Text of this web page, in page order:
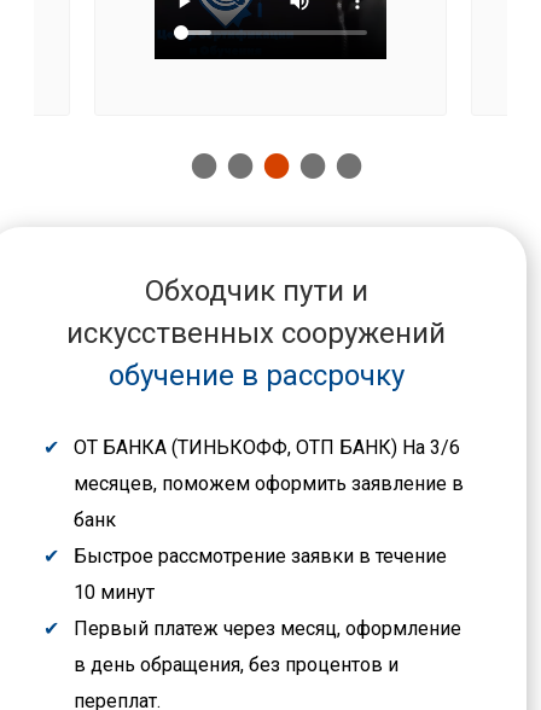
Обходчик пути и
искусственных сооружений
обучение в рассрочку
ОТ БАНКА (ТИНЬКОФФ, ОТП БАНК) На 3/6
месяцев, поможем оформить заявление в
банк
Быстрое рассмотрение заявки в течение
10 минут
Первый платеж через месяц, оформление
в день обращения, без процентов и
переплат.